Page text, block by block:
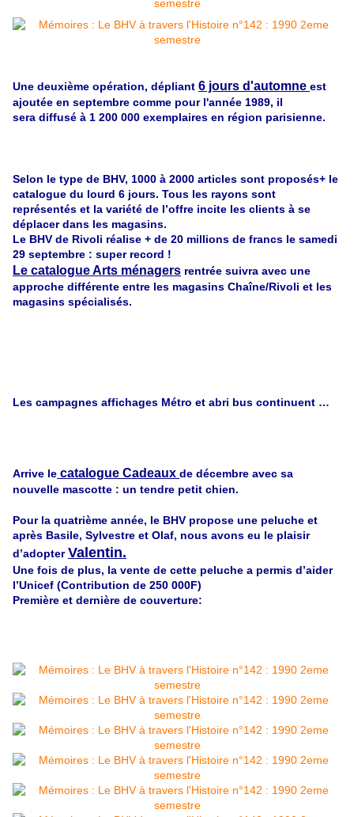
Une deuxième opération, dépliant 6 jours d'automne est
ajoutée en septembre comme pour l'année 1989, il
sera diffusé à 1 200 000 exemplaires en région parisienne.
Selon le type de BHV, 1000 à 2000 articles sont proposés+ le
catalogue du lourd 6 jours. Tous les rayons sont
représentés et la variété de l’offre incite les clients à se
déplacer dans les magasins.
Le BHV de Rivoli réalise + de 20 millions de francs le samedi
29 septembre : super record !
Le catalogue Arts ménagers rentrée suivra avec une
approche différente entre les magasins Chaîne/Rivoli et les
magasins spécialisés.
Les campagnes affichages Métro et abri bus continuent …
Arrive le catalogue Cadeaux de décembre avec sa
nouvelle mascotte : un tendre petit chien.
Pour la quatrième année, le BHV propose une peluche et
après Basile, Sylvestre et Olaf, nous avons eu le plaisir
d’adopterValentin.
Une fois de plus, la vente de cette peluche a permis d’aider
l’Unicef (Contribution de 250 000F)
Première et dernière de couverture: